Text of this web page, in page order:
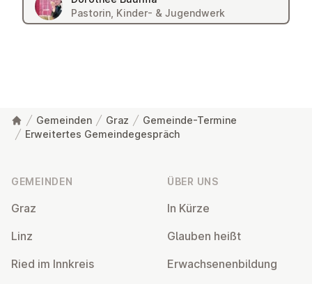
Pastorin, Kinder- & Jugendwerk
Gemeinden Graz
Gemeinde-Termine
Erweitertes Gemeindegespräch
GEMEINDEN
Graz
Linz
Ried im Innkreis
ÜBER UNS
In Kürze
Glauben heißt
Er­wach­se­nen­bil­dung